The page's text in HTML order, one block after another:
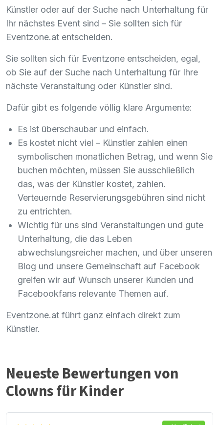
Künstler oder auf der Suche nach Unterhaltung für
Ihr nächstes Event sind – Sie sollten sich für
Eventzone.at entscheiden.
Sie sollten sich für Eventzone entscheiden, egal,
ob Sie auf der Suche nach Unterhaltung für Ihre
nächste Veranstaltung oder Künstler sind.
Dafür gibt es folgende völlig klare Argumente:
Es ist überschaubar und einfach.
Es kostet nicht viel – Künstler zahlen einen
symbolischen monatlichen Betrag, und wenn Sie
buchen möchten, müssen Sie ausschließlich
das, was der Künstler kostet, zahlen.
Verteuernde Reservierungsgebühren sind nicht
zu entrichten.
Wichtig für uns sind Veranstaltungen und gute
Unterhaltung, die das Leben
abwechslungsreicher machen, und über unseren
Blog und unsere Gemeinschaft auf Facebook
greifen wir auf Wunsch unserer Kunden und
Facebookfans relevante Themen auf.
Eventzone.at führt ganz einfach direkt zum
Künstler.
Neueste Bewertungen von
Clowns für Kinder